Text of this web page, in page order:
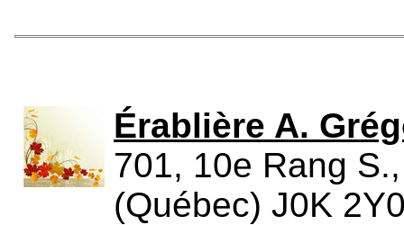
Érablière A.
701, 10e Rang
(Québec) J0K